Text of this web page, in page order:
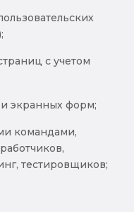
с учетом
экранных форм;
командами,
тестировщиков;